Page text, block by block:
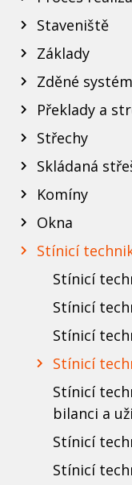
Staveniště
Základy
Zděné
Překlady a
Střechy
Skládaná
Komíny
Okna
Stínicí
Stínicí
Stínicí
Stínicí
Stínicí
Stínicí
bilanci a
Stínicí
Stínicí